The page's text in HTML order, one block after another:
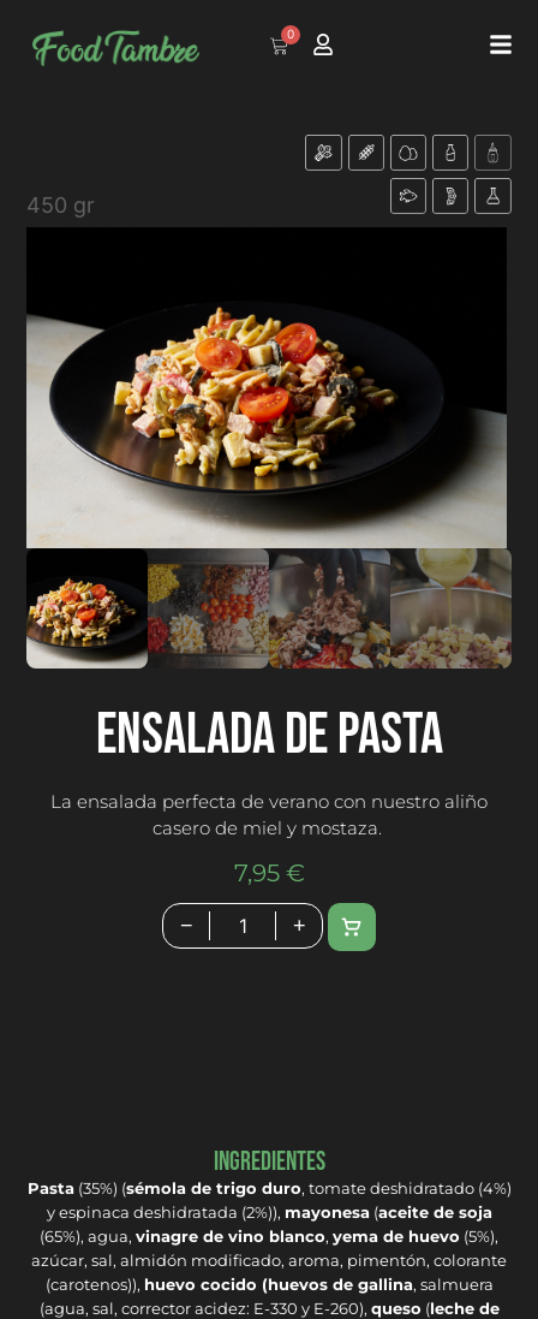
0
450 gr
Ensalada de pasta
La ensalada perfecta de verano con nuestro aliño
casero de miel y mostaza.
7,95 €
− +
Ingredientes
Pasta(35%) (sémola de trigo duro, tomate deshidratado (4%)
y espinaca deshidratada (2%)), mayonesa(aceite de soja
(65%), agua, vinagre de vino blanco, yema de huevo (5%),
azúcar, sal, almidón modificado, aroma, pimentón, colorante
(carotenos)), huevo cocido (huevos de gallina, salmuera
(agua, sal, corrector acidez: E-330 y E-260), queso (leche de